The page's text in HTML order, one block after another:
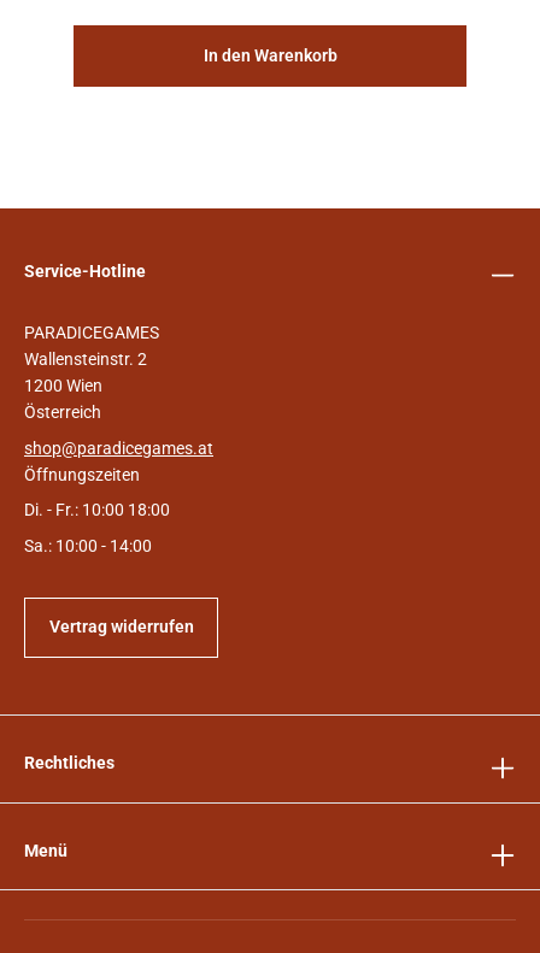
In den Warenkorb
Service-Hotline
PARADICEGAMES
Wallensteinstr. 2
1200 Wien
Österreich
shop@paradicegames.at
Öffnungszeiten
Di. - Fr.: 10:00 18:00
Sa.: 10:00 - 14:00
Vertrag widerrufen
Rechtliches
Menü